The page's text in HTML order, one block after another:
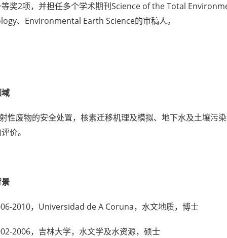
奖2项，并担任多个学术期刊Science of the Total
、Environmental Earth Science的审稿人。
性废物的安全处置，核素迁移机理及模拟、地下水及土壤污
价。
2010，Universidad de A Coruna，水文地质，博士
2006，吉林大学，水文学及水资源，硕士